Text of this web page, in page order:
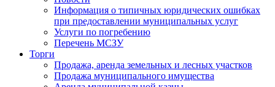
Информация о типичных юридических ошибках
при предоставлении муниципальных услуг
Услуги по погребению
Перечень МСЗУ
Торги
Продажа, аренда земельных и лесных участков
Продажа муниципального имущества